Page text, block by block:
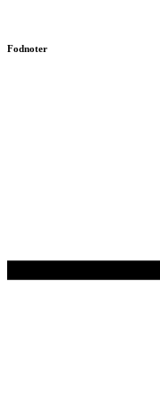
Fodnoter